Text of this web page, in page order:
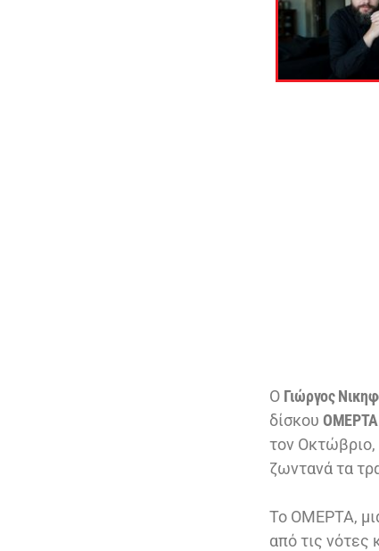
Ο Γιώργος
δίσκου ΟΜΕΡΤΑ
τον Οκτώβριο,
ζωντανά τα
Το ΟΜΕΡΤΑ,
από τις νότες